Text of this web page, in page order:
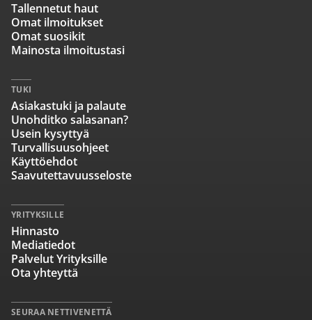
SEURAA NETTIVENETTÄ
Tallennetut haut
Omat ilmoitukset
Omat suosikit
Mainosta ilmoitustasi
TUKI
Asiakastuki ja palaute
Unohditko salasanan?
Usein kysyttyä
Turvallisuusohjeet
Käyttöehdot
Saavutettavuusseloste
YRITYKSILLE
Hinnasto
Mediatiedot
Palvelut Yrityksille
Ota yhteyttä